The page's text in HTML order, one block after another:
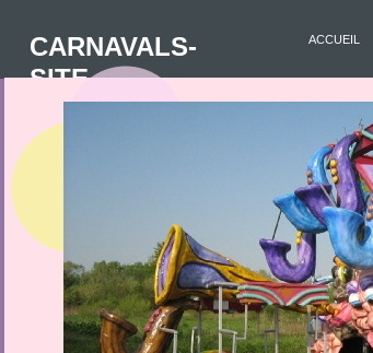
ACCUEIL
CARNAVALS-
SITE